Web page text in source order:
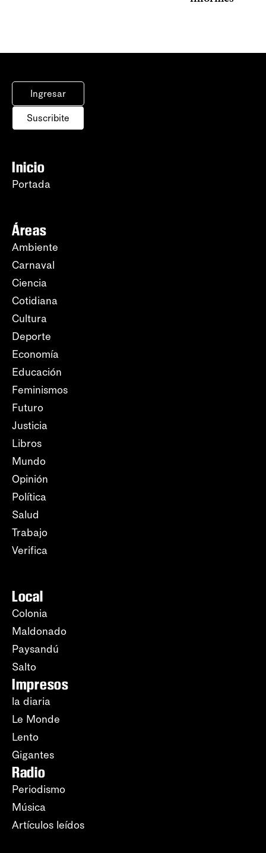
Ingresar
Suscribite
Inicio
Portada
Áreas
Ambiente
Carnaval
Ciencia
Cotidiana
Cultura
Deporte
Economía
Educación
Feminismos
Futuro
Justicia
Libros
Mundo
Opinión
Política
Salud
Trabajo
Verifica
Local
Colonia
Maldonado
Paysandú
Salto
Impresos
la diaria
Le Monde
Lento
Gigantes
Radio
Periodismo
Música
Artículos leídos